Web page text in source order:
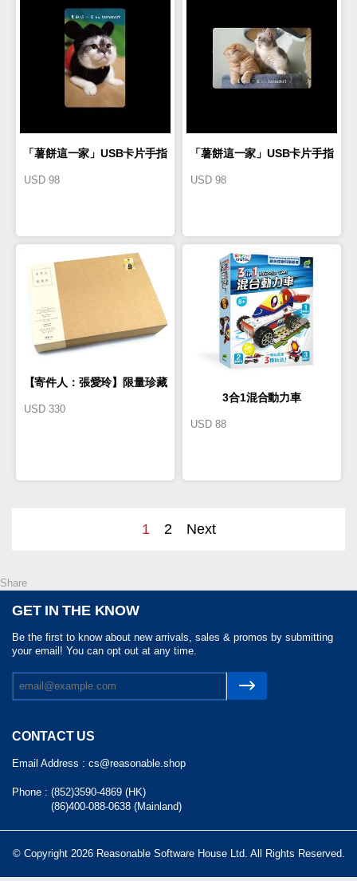
「薯餅這一家」USB卡片手指
USD 98
「薯餅這一家」USB卡片手指
USD 98
【寄件人：張愛玲】限量珍藏
老」原木鉛筆組＋「比自己好
USD 330
3合1混合動力車
USD 88
1 2 Next
Share
GET IN THE KNOW
Be the first to know about new arrivals, sales & promos by submitting
your email! You can opt out at any time.
CONTACT US
Email Address : cs@reasonable.shop
Phone : (852)3590-4869 (HK)
(86)400-088-0638 (Mainland)
© Copyright 2026 Reasonable Software House Ltd. All Rights Reserved.